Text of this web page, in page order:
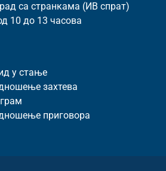
са странкама (ИВ спрат)
10 до 13 часова
у стање
захтева
приговора